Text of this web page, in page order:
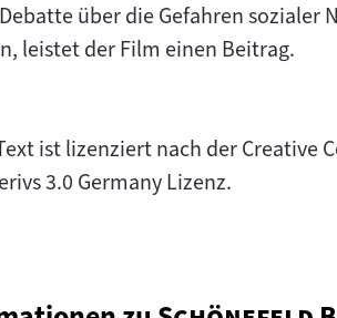
über die Gefahren sozialer
leistet der Film einen Beitrag.
ist lizenziert nach der
3.0 Germany Lizenz.